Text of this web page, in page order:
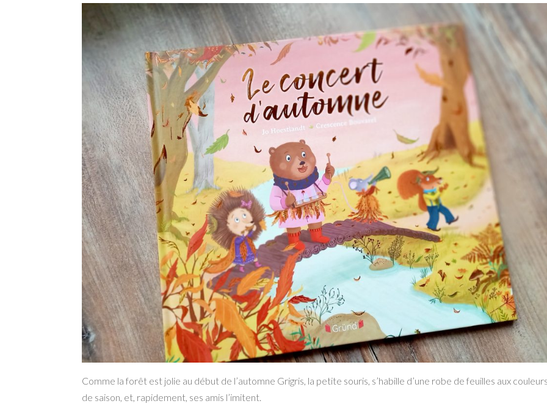
Comme la forêt est jolie au début de l’automne Grigris, la petite souris, s’habille d’une robe de feuilles aux
de saison, et, rapidement, ses amis l’imitent.